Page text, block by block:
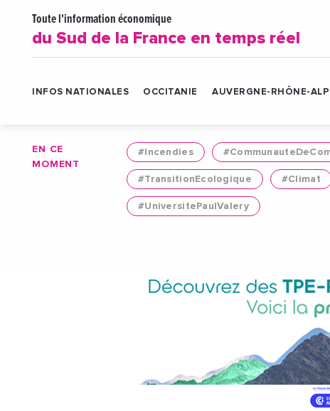
Toute l'information économique
du Sud de la France en temps réel
INFOS NATIONALES OCCITANIE AUVERGNE-RHÔNE-
EN CE
MOMENT
#Incendies
#TransitionEcologique #Climat
#UniversitePaulValery